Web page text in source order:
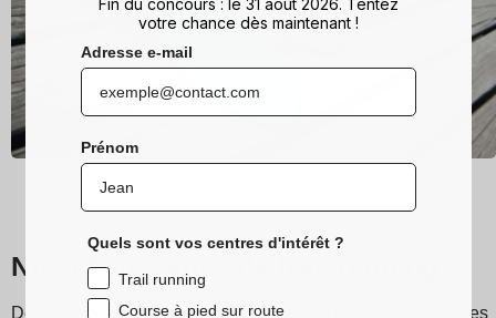
Nos chaussettes de trail running
Découvrez les chaussettes de running et trail Sidas, conçues
Fin du concours : le 31 août 2026. Tentez
votre chance dès maintenant !
Adresse e-mail
Prénom
Quels sont vos centres d'intérêt ?
Trail running
Course à pied sur route